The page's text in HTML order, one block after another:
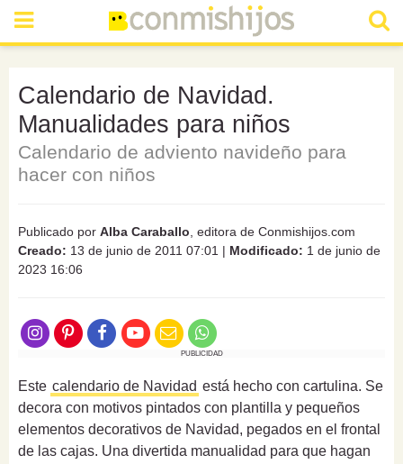
Calendario de Navidad.
Manualidades para niños
Calendario de adviento navideño para
hacer con niños
Publicado por Alba Caraballo , editora de Conmishijos.com
Creado: 13 de junio de 2011 07:01 | Modificado: 1 de junio de
2023 16:06
PUBLICIDAD
Este calendario de Navidad está hecho con cartulina. Se
decora con motivos pintados con plantilla y pequeños
elementos decorativos de Navidad, pegados en el frontal
de las cajas. Una divertida manualidad para que hagan